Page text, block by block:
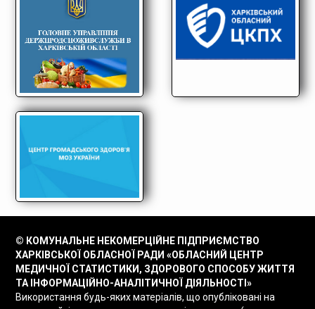
© КОМУНАЛЬНЕ НЕКОМЕРЦІЙНЕ ПІДПРИЄМСТВО
ХАРКІВСЬКОЇ ОБЛАСНОЇ РАДИ «ОБЛАСНИЙ ЦЕНТР
МЕДИЧНОЇ СТАТИСТИКИ, ЗДОРОВОГО СПОСОБУ ЖИТТЯ
ТА ІНФОРМАЦІЙНО-АНАЛІТИЧНОЇ ДІЯЛЬНОСТІ»
Використання будь-яких матеріалів, що опубліковані на